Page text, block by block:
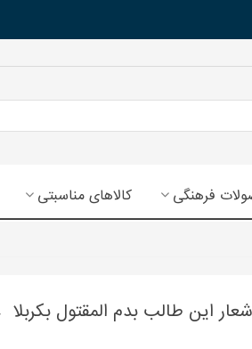
فرهنگی کالاهای مناسبتی
این طالب بدم المقتول بکربلا